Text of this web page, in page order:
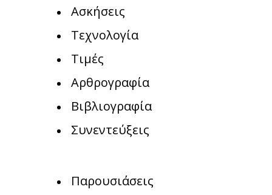
Ασκήσεις
Τεχνολογία
Τιμές
Αρθρογραφία
Βιβλιογραφία
Συνεντεύξεις
Παρουσιάσεις